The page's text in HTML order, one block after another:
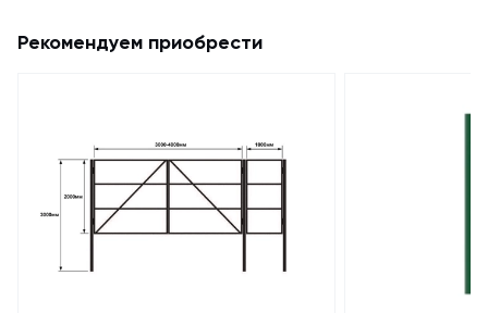
Рекомендуем приобрести